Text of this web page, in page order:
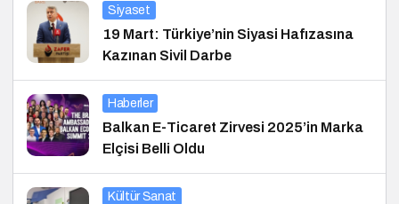
Siyaset
19 Mart: Türkiye’nin Siyasi Hafızasına
Kazınan Sivil Darbe
Haberler
Balkan E-Ticaret Zirvesi 2025’in Marka
Elçisi Belli Oldu
Kültür Sanat